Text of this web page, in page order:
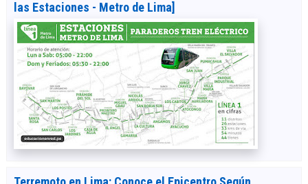
las Estaciones - Metro de Lima]